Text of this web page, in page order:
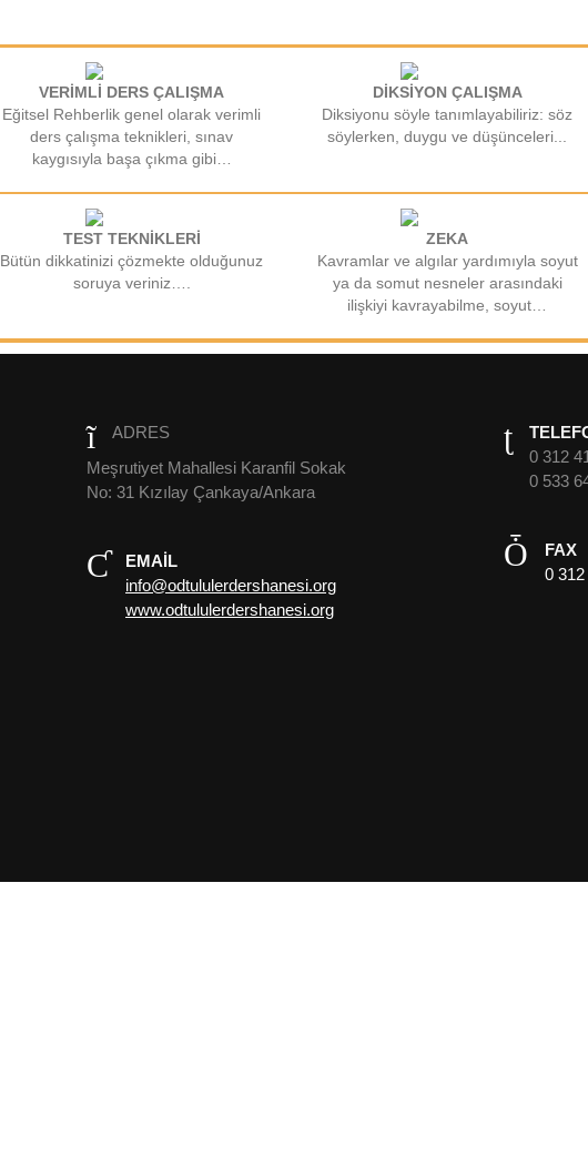
VERİMLİ DERS ÇALIŞMA
Eğitsel Rehberlik genel olarak verimli
ders çalışma teknikleri, sınav
kaygısıyla başa çıkma gibi…
DİKSİYON ÇALIŞMA
Diksiyonu söyle tanımlayabiliriz: söz
söylerken, duygu ve düşünceleri...
TEST TEKNİKLERİ
Bütün dikkatinizi çözmekte olduğunuz
soruya veriniz….
ZEKA
Kavramlar ve algılar yardımıyla soyut
ya da somut nesneler arasındaki
ilişkiyi kavrayabilme, soyut…
ADRES
Meşrutiyet Mahallesi Karanfil Sokak
No: 31 Kızılay Çankaya/Ankara
EMAIL
info@odtululerdershanesi.org
www.odtululerdershanesi.org
0 312
0 533
FAX
0